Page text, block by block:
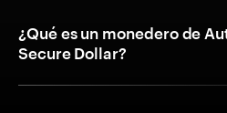
¿Qué es un monedero de
Secure Dollar?